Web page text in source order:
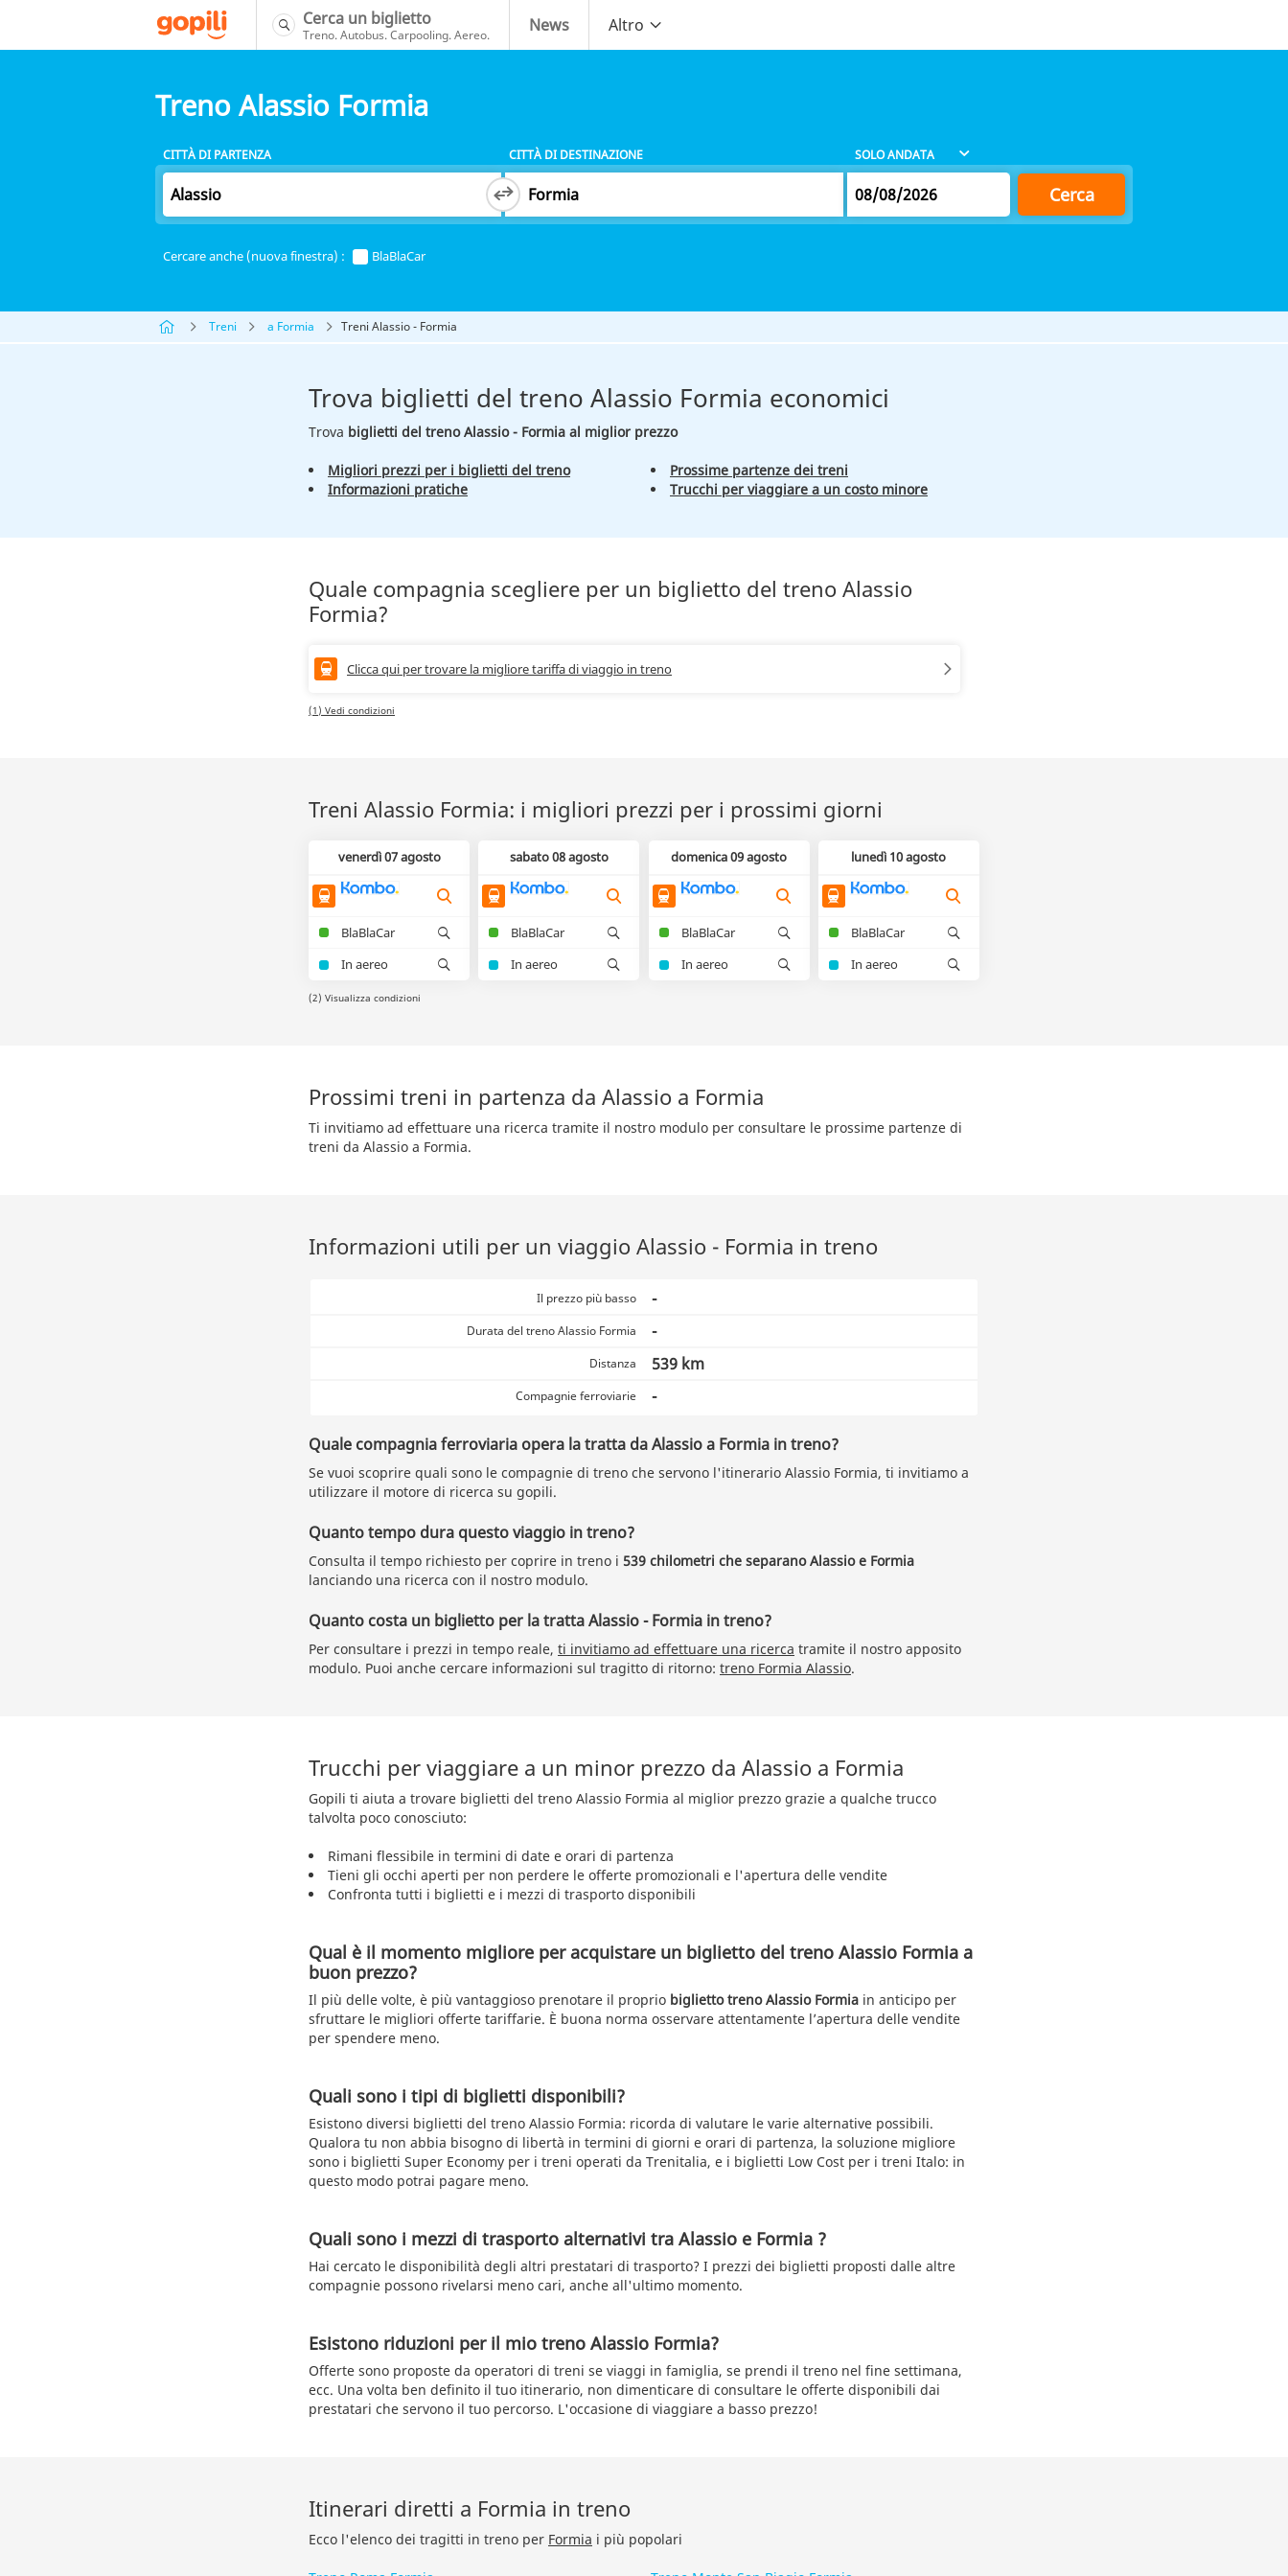
Cerca un biglietto
Treno. Autobus. Carpooling. Aereo. News Altro
Treno Alassio Formia
CITTÀ DI PARTENZA CITTÀ DI DESTINAZIONE
Cerca
Cercare anche (nuova finestra) : BlaBlaCar
Treni a Formia Treni Alassio - Formia
Trova biglietti del treno Alassio Formia economici
Trova biglietti del treno Alassio - Formia al miglior prezzo
Migliori prezzi per i biglietti del treno
Informazioni pratiche
Prossime partenze dei treni
Trucchi per viaggiare a un costo minore
Quale compagnia scegliere per un biglietto del treno Alassio
Formia?
Clicca qui per trovare la migliore tariffa di viaggio in treno
(1) Vedi condizioni
Treni Alassio Formia: i migliori prezzi per i prossimi giorni
venerdì 07 agosto
BlaBlaCar
In aereo
sabato 08 agosto
BlaBlaCar
In aereo
domenica 09 agosto
BlaBlaCar
In aereo
lunedì 10 agosto
BlaBlaCar
In aereo
(2) Visualizza condizioni
Prossimi treni in partenza da Alassio a Formia
Ti invitiamo ad effettuare una ricerca tramite il nostro modulo per consultare le prossime partenze di
treni da Alassio a Formia.
Informazioni utili per un viaggio Alassio - Formia in treno
Il prezzo più basso -
Durata del treno Alassio Formia -
Distanza 539 km
Compagnie ferroviarie -
Quale compagnia ferroviaria opera la tratta da Alassio a Formia in treno?
Se vuoi scoprire quali sono le compagnie di treno che servono l'itinerario Alassio Formia, ti invitiamo a
utilizzare il motore di ricerca su gopili.
Quanto tempo dura questo viaggio in treno?
Consulta il tempo richiesto per coprire in treno i 539 chilometri che separano Alassio e Formia
lanciando una ricerca con il nostro modulo.
Quanto costa un biglietto per la tratta Alassio - Formia in treno?
Per consultare i prezzi in tempo reale, ti invitiamo ad effettuare una ricerca tramite il nostro apposito
modulo. Puoi anche cercare informazioni sul tragitto di ritorno: treno Formia Alassio.
Trucchi per viaggiare a un minor prezzo da Alassio a Formia
Gopili ti aiuta a trovare biglietti del treno Alassio Formia al miglior prezzo grazie a qualche trucco
talvolta poco conosciuto:
Rimani flessibile in termini di date e orari di partenza
Tieni gli occhi aperti per non perdere le offerte promozionali e l'apertura delle vendite
Confronta tutti i biglietti e i mezzi di trasporto disponibili
Qual è il momento migliore per acquistare un biglietto del treno Alassio Formia a
buon prezzo?
Il più delle volte, è più vantaggioso prenotare il proprio biglietto treno Alassio Formia in anticipo per
sfruttare le migliori offerte tariffarie. È buona norma osservare attentamente l’apertura delle vendite
per spendere meno.
Quali sono i tipi di biglietti disponibili?
Esistono diversi biglietti del treno Alassio Formia: ricorda di valutare le varie alternative possibili.
Qualora tu non abbia bisogno di libertà in termini di giorni e orari di partenza, la soluzione migliore
sono i biglietti Super Economy per i treni operati da Trenitalia, e i biglietti Low Cost per i treni Italo: in
questo modo potrai pagare meno.
Quali sono i mezzi di trasporto alternativi tra Alassio e Formia ?
Hai cercato le disponibilità degli altri prestatari di trasporto? I prezzi dei biglietti proposti dalle altre
compagnie possono rivelarsi meno cari, anche all'ultimo momento.
Esistono riduzioni per il mio treno Alassio Formia?
Offerte sono proposte da operatori di treni se viaggi in famiglia, se prendi il treno nel fine settimana,
ecc. Una volta ben definito il tuo itinerario, non dimenticare di consultare le offerte disponibili dai
prestatari che servono il tuo percorso. L'occasione di viaggiare a basso prezzo!
Itinerari diretti a Formia in treno
Ecco l'elenco dei tragitti in treno per Formia i più popolari